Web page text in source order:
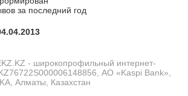
за последний год
- широкопрофильный интернет-
АО «Kaspi Bank»,
Алматы, Казахстан